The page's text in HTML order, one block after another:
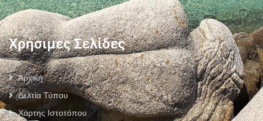
Χρήσιμες Σελίδες
Αρχική
Δελτία Τύπου
Χάρτης Ιστοτόπου